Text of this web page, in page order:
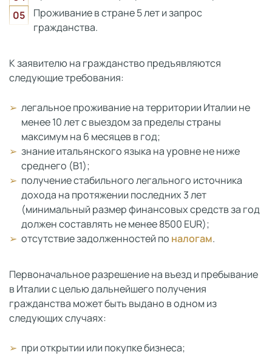
Проживание в стране 5 лет и запрос
гражданства.
К заявителю на гражданство предъявляются
следующие требования:
легальное проживание на территории Италии не
менее 10 лет с выездом за пределы страны
максимум на 6 месяцев в год;
знание итальянского языка на уровне не ниже
среднего (B1);
получение стабильного легального источника
дохода на протяжении последних 3 лет
(минимальный размер финансовых средств за год
должен составлять не менее 8500 EUR);
отсутствие задолженностей по налогам.
Первоначальное разрешение на въезд и пребывание
в Италии с целью дальнейшего получения
гражданства может быть выдано в одном из
следующих случаях:
при открытии или покупке бизнеса;